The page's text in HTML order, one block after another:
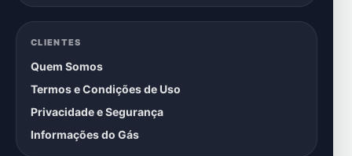
CLIENTES
Quem Somos
Termos e Condições de Uso
Privacidade e Segurança
Informações do Gás